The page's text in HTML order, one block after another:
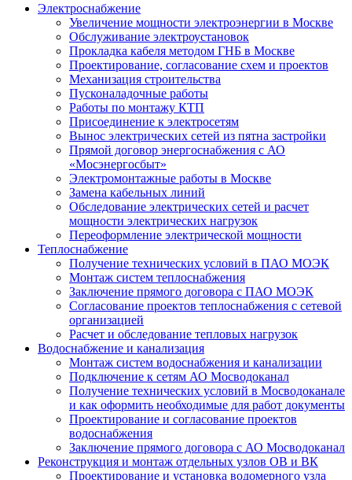
Электроснабжение
Увеличение мощности электроэнергии в Москве
Обслуживание электроустановок
Прокладка кабеля методом ГНБ в Москве
Проектирование, согласование схем и проектов
Механизация строительства
Пусконаладочные работы
Работы по монтажу КТП
Присоединение к электросетям
Вынос электрических сетей из пятна застройки
Прямой договор энергоснабжения с АО
«Мосэнергосбыт»
Электромонтажные работы в Москве
Замена кабельных линий
Обследование электрических сетей и расчет
мощности электрических нагрузок
Переоформление электрической мощности
Теплоснабжение
Получение технических условий в ПАО МОЭК
Монтаж систем теплоснабжения
Заключение прямого договора с ПАО МОЭК
Согласование проектов теплоснабжения с сетевой
организацией
Расчет и обследование тепловых нагрузок
Водоснабжение и канализация
Монтаж систем водоснабжения и канализации
Подключение к сетям АО Мосводоканал
Получение технических условий в Мосводоканале
и как оформить необходимые для работ документы
Проектирование и согласование проектов
водоснабжения
Заключение прямого договора с АО Мосводоканал
Реконструкция и монтаж отдельных узлов ОВ и ВК
Проектирование и установка водомерного узла